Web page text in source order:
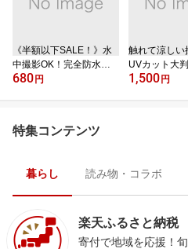
《半額以下SALE！》水
中撮影OK！完全防水ケ
ース
680 円
触れて涼しい
UVカット大
1,500 円
特集コンテンツ
暮らし 読み物・コラボ
楽天ふるさと納税
寄付で地域を応援！